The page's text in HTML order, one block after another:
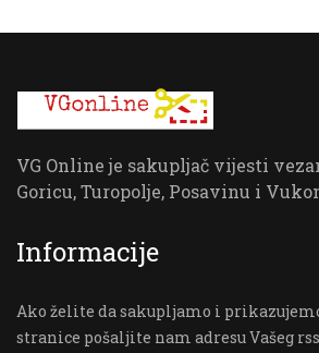
VG Online je sakupljač vijesti
Goricu, Turopolje, Posavinu i
Informacije
Ako želite da sakupljamo i
stranice pošaljite nam adresu Vašeg